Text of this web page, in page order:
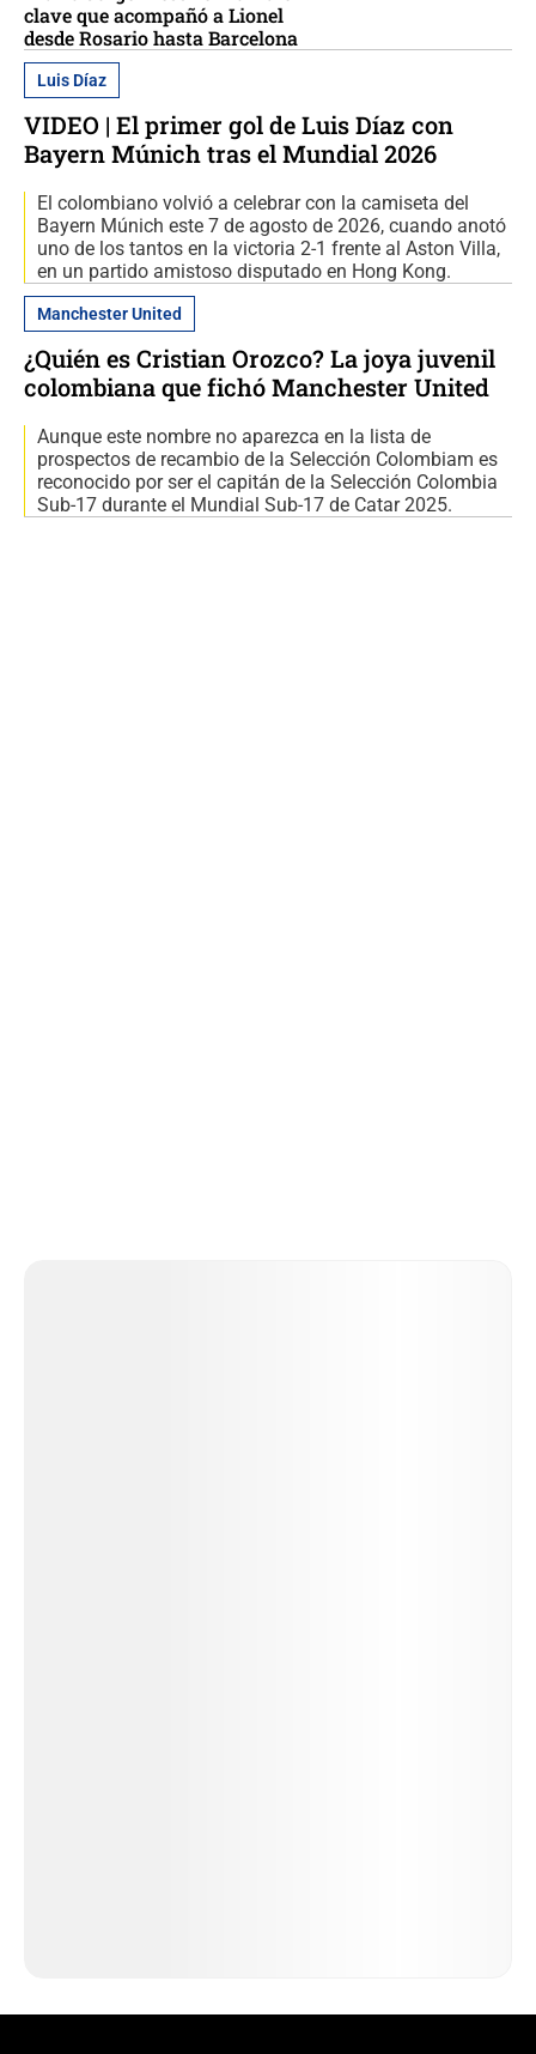
clave que acompañó a Lionel
desde Rosario hasta Barcelona
Luis Díaz
VIDEO | El primer gol de Luis Díaz con
Bayern Múnich tras el Mundial 2026
El colombiano volvió a celebrar con la camiseta del
Bayern Múnich este 7 de agosto de 2026, cuando anotó
uno de los tantos en la victoria 2-1 frente al Aston Villa,
en un partido amistoso disputado en Hong Kong.
Manchester United
¿Quién es Cristian Orozco? La joya juvenil
colombiana que fichó Manchester United
Aunque este nombre no aparezca en la lista de
prospectos de recambio de la Selección Colombiam es
reconocido por ser el capitán de la Selección Colombia
Sub-17 durante el Mundial Sub-17 de Catar 2025.